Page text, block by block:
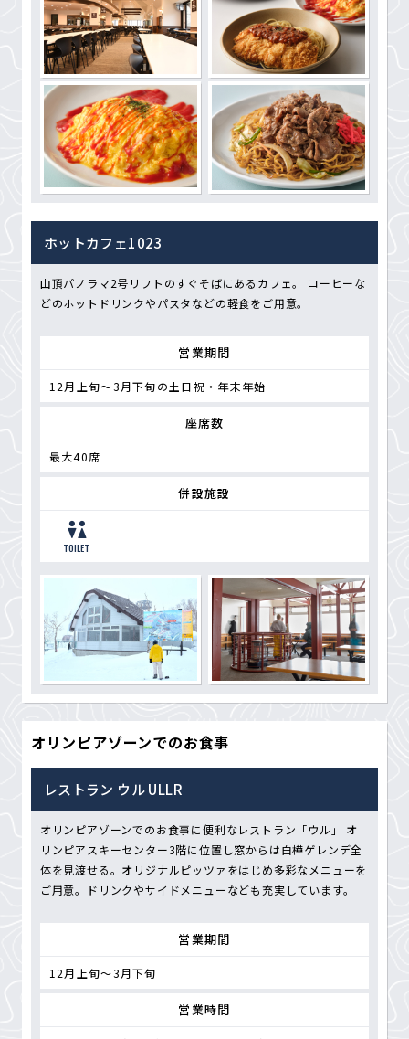
ホットカフェ1023
山頂パノラマ2号リフトのすぐそばにあるカフェ。 コーヒーな
どのホットドリンクやパスタなどの軽食をご用意。
営業期間
12月上旬～3月下旬の土日祝・年末年始
座席数
最大40席
併設施設
TOILET
オリンピアゾーンでのお食事
レストラン ウル ULLR
オリンピアゾーンでのお食事に便利なレストラン「ウル」 オ
リンピアスキーセンター3階に位置し窓からは白樺ゲレンデ全
体を見渡せる。オリジナルピッツァをはじめ多彩なメニューを
ご用意。ドリンクやサイドメニューなども充実しています。
営業期間
12月上旬～3月下旬
営業時間